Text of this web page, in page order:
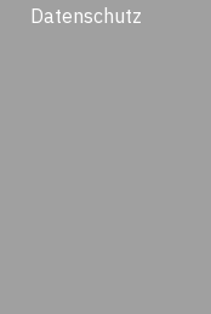
Datenschutz